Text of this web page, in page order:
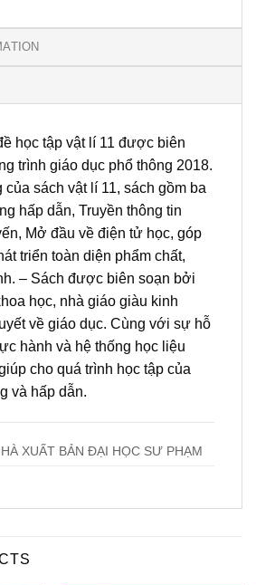
học tập vật lí 11 được biên
trình giáo dục phổ thông 2018.
của sách vật lí 11, sách gồm ba
hấp dẫn, Truyền thông tin
Mở đầu về điện tử học, góp
triển toàn diện phẩm chất,
– Sách được biên soạn bởi
học, nhà giáo giàu kinh
về giáo dục. Cùng với sự hỗ
hành và hệ thống học liệu
cho quá trình học tập của
và hấp dẫn.
XUẤT BẢN ĐẠI HỌC SƯ PHẠM